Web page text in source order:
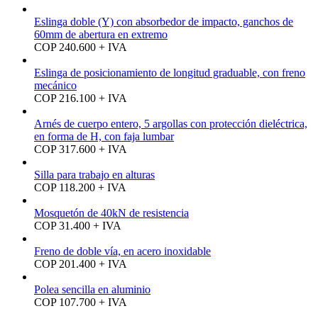
Eslinga doble (Y) con absorbedor de impacto, ganchos de
60mm de abertura en extremo
COP 240.600 + IVA
Eslinga de posicionamiento de longitud graduable, con freno
mecánico
COP 216.100 + IVA
Arnés de cuerpo entero, 5 argollas con protección dieléctrica,
en forma de H, con faja lumbar
COP 317.600 + IVA
Silla para trabajo en alturas
COP 118.200 + IVA
Mosquetón de 40kN de resistencia
COP 31.400 + IVA
Freno de doble vía, en acero inoxidable
COP 201.400 + IVA
Polea sencilla en aluminio
COP 107.700 + IVA